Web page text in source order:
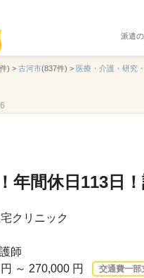
派遣
) > 古河市(837件) > 医療・介護・研究
年間休日113日
クリニック
師
～ 270,000 円
交通費一部